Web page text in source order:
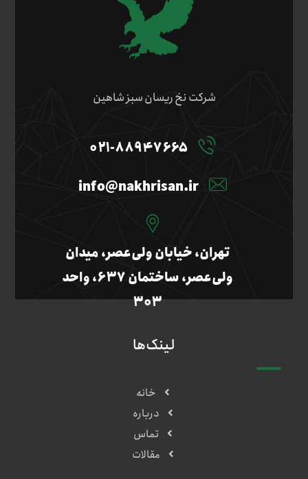
شرکت نخ ریسان سبز شاهین
۰۲۱-۸۸۹۴۷۶۶۵
info@nakhrisan.ir
تهران، خیابان ولی‌عصر، میدان
ولی‌عصر، ساختمان ۶۳۷، واحد
۳۰۳
لینک‌ها
خانه
درباره
تماس
مقالات